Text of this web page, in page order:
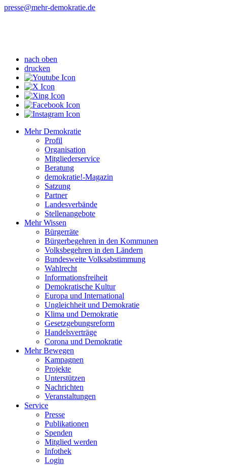
presse@mehr-demokratie.de
nach oben
drucken
Mehr Demokratie
Profil
Organisation
Mitgliederservice
Beratung
demokratie!-Magazin
Satzung
Partner
Landesverbände
Stellenangebote
Mehr Wissen
Bürgerräte
Bürgerbegehren in den Kommunen
Volksbegehren in den Ländern
Bundesweite Volksabstimmung
Wahlrecht
Informationsfreiheit
Demokratische Kultur
Europa und International
Ungleichheit und Demokratie
Klima und Demokratie
Gesetzgebungsreform
Handelsverträge
Corona und Demokratie
Mehr Bewegen
Kampagnen
Projekte
Unterstützen
Nachrichten
Veranstaltungen
Service
Presse
Publikationen
Spenden
Mitglied werden
Infothek
Login